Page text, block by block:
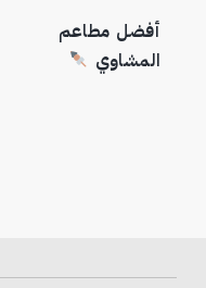
أفضل مطاعم
المشاوي